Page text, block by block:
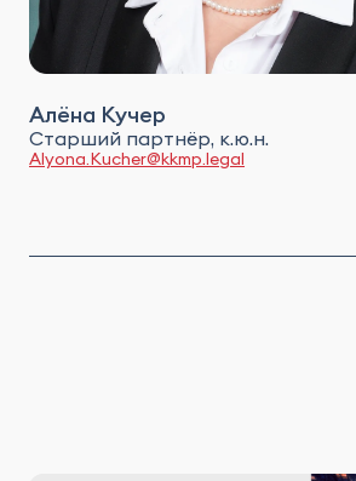
Алёна Кучер
Старший партнёр, к.ю.н.
Alyona.Kucher@kkmp.legal